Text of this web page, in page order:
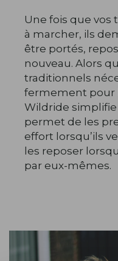
Une fois que
à marcher, ils
être portés,
nouveau. Alors
traditionnels
fermement pour
Wildride
permet de les
effort lorsqu’ils
les reposer
par eux-mêmes.